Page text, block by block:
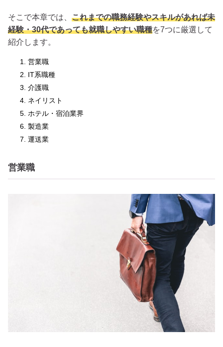
そこで本章では、 これまでの職務経験やスキルがあれば未
経験・30代であっても就職しやすい職種を7つに厳選して
紹介します。
営業職
IT系職種
介護職
ネイリスト
ホテル・宿泊業界
製造業
運送業
営業職